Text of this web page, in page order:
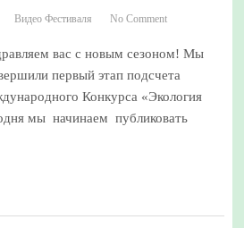
Видео Фестиваля No Comment
вас с новым сезоном! Мы
первый этап подсчета
Конкурса «Экология
мы начинаем публиковать